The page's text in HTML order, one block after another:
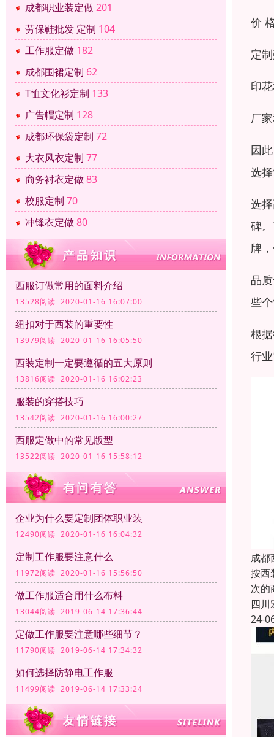
成都职业装定做201
劳保鞋批发 定制 104
工作服定做 182
成都围裙定制 62
T恤文化衫定制 133
广告帽定制 128
成都环保袋定制 72
大衣风衣定制 77
商务衬衣定做83
校服定制 70
冲锋衣定做80
西服订做常用的面料介绍
13528阅读 2020-01-16 16:07:00
纽扣对于西装的重要性
13979阅读 2020-01-16 16:05:50
西装定制一定要遵循的五大原则
13816阅读 2020-01-16 16:02:23
服装的穿搭技巧
13542阅读 2020-01-16 16:00:27
西服定做中的常见版型
13522阅读 2020-01-16 15:58:12
企业为什么要定制团体职业装
12490阅读 2020-01-16 16:04:32
定制工作服要注意什么
11972阅读 2020-01-16 15:56:50
做工作服适合用什么布料
13044阅读 2019-06-14 17:36:44
定做工作服要注意哪些细节？
11790阅读 2019-06-14 17:34:32
如何选择防静电工作服
11499阅读 2019-06-14 17:33:24
价
定
印
厂
因
选
选
碑
牌
品
些
根
行
成都
按西
次的
四川
24-